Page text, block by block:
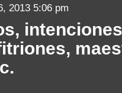
2013 5:06 pm